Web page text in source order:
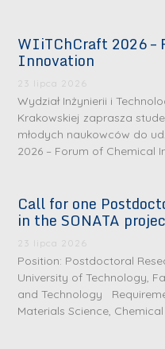
WIiTChCraft 2026 –
Innovation
23 lipca 2026
Wydział Inżynierii i
Krakowskiej zaprasza
młodych naukowców do
2026 – Forum of Chemical
Call for one
in the SONATA
23 lipca 2026
Position: Postdoctoral
University of Technology,
and Technology
Materials Science,